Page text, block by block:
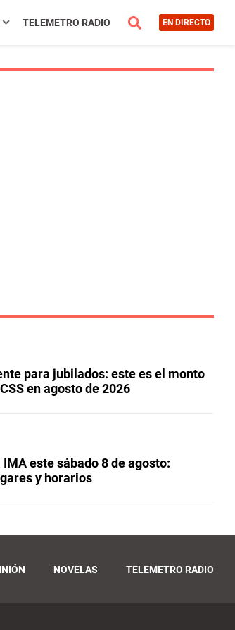
TELEMETRO RADIO EN DIRECTO
para jubilados: este es el monto
en agosto de 2026
este sábado 8 de agosto:
y horarios
NOVELAS TELEMETRO RADIO